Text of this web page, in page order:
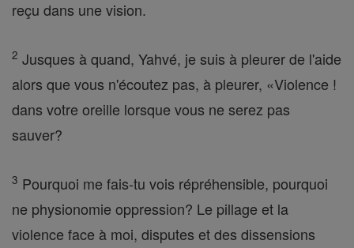
reçu dans une vision.
2 Jusques à quand, Yahvé, je suis à pleurer de l'aide
alors que vous n'écoutez pas, à pleurer, «Violence !
dans votre oreille lorsque vous ne serez pas
sauver?
3 Pourquoi me fais-tu vois répréhensible, pourquoi
ne physionomie oppression? Le pillage et la
violence face à moi, disputes et des dissensions